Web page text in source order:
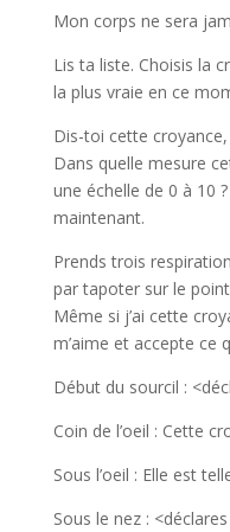
Mon corps ne sera
Lis ta liste. Choisis la
la plus vraie en ce
Dis-toi cette
Dans quelle mesure
une échelle de 0 à 10
maintenant.
Prends trois
par tapoter sur le
Même si j’ai cette
m’aime et accepte ce
Début du sourcil :
Coin de l’oeil : Cette
Sous l’oeil : Elle est
Sous le nez :